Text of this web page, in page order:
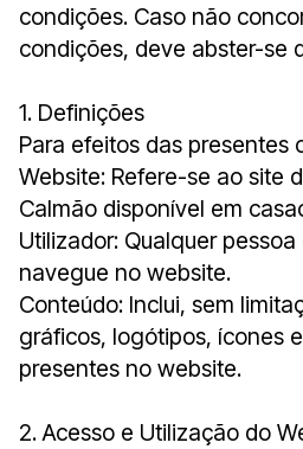
condições. Caso não
condições, deve abster-se
1. Definições
Para efeitos das presentes
Website: Refere-se ao site
Calmão disponível em
Utilizador: Qualquer
navegue no website.
Conteúdo: Inclui, sem
gráficos, logótipos, ícones
presentes no website.
2. Acesso e Utilização do